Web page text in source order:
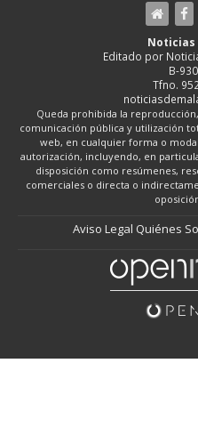
Noticias
Editado por
B-
Tfno.
Queda prohibida la
comunicación pública y utilización
web, en cualquier forma o
autorización, incluyendo, en
disposición como resúmenes,
comerciales o directa o
Aviso Legal Quiénes